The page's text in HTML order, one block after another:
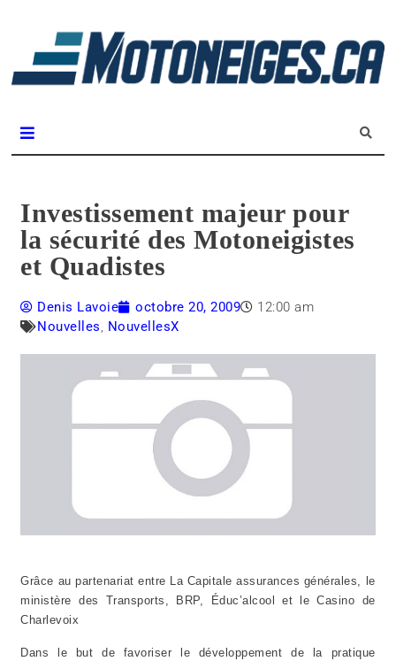
Investissement majeur pour
la sécurité des Motoneigistes
et Quadistes
Denis Lavoie octobre 20, 2009
12:00 am
Nouvelles, NouvellesX
Grâce au partenariat entre La Capitale assurances générales, le
ministère des Transports, BRP, Éduc’alcool et le Casino de
Charlevoix
Dans le but de favoriser le développement de la pratique